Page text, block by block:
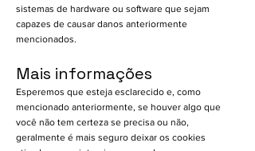
sistemas de hardware ou software que sejam
capazes de causar danos anteriormente
mencionados.
Mais informações
Esperemos que esteja esclarecido e, como
mencionado anteriormente, se houver algo que
você não tem certeza se precisa ou não,
geralmente é mais seguro deixar os cookies